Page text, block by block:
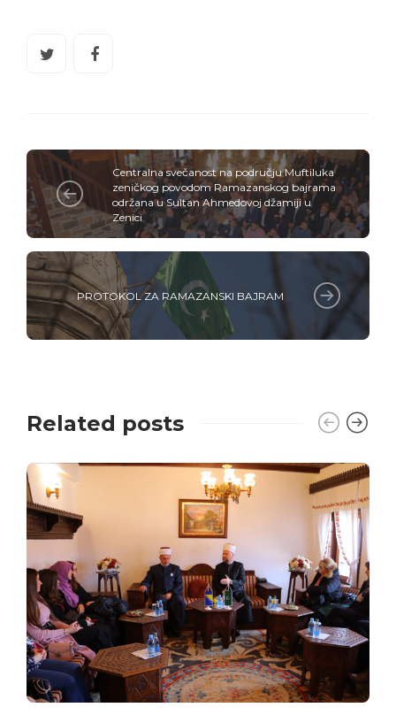
Centralna svečanost na području Muftiluka
zeničkog povodom Ramazanskog bajrama
održana u Sultan Ahmedovoj džamiji u
Zenici
PROTOKOL ZA RAMAZANSKI BAJRAM
Related posts